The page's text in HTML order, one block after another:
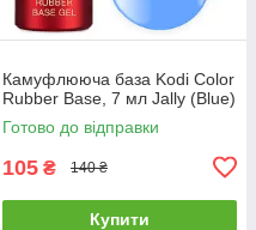
Камуфлююча база Kodi Color
Rubber Base, 7 мл Jally (Blue)
Готово до відправки
105 ₴ 140 ₴
Купити